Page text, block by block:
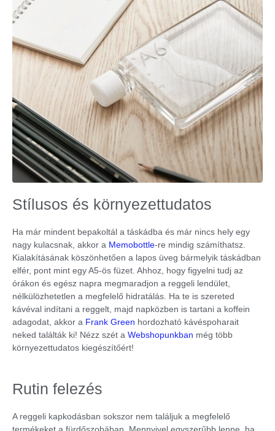
Stílusos és környezettudatos
Ha már mindent bepakoltál a táskádba és már nincs hely egy
nagy kulacsnak, akkor a Memobottle-re mindig számíthatsz.
Kialakításának köszönhetően a lapos üveg bármelyik táskádban
elfér, pont mint egy A5-ös füzet. Ahhoz, hogy figyelni tudj az
órákon és egész napra megmaradjon a reggeli lendület,
nélkülözhetetlen a megfelelő hidratálás. Ha te is szereted
kávéval indítani a reggelt, majd napközben is tartani a koffein
adagodat, akkor a Frank Green hordozható kávéspoharait
neked találták ki! Nézz szét a Webshopunkban még több
környezettudatos kiegészítőért!
Rutin felezés
A reggeli kapkodásban sokszor nem találjuk a megfelelő